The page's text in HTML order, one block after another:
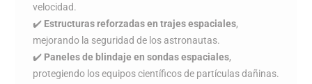
velocidad.
✔️ Estructuras reforzadas en trajes espaciales,
mejorando la seguridad de los astronautas.
✔️ Paneles de blindaje en sondas espaciales,
protegiendo los equipos científicos de partículas dañinas.